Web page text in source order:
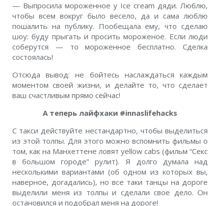
— Выпросила мороженное у Ice cream дяди. Люблю,
чтобы всем вокруг было весело, да и сама люблю
пошалить на публику. Пообещала ему, что сделаю
шоу: буду прыгать и просить мороженое. Если люди
соберутся — то мороженное бесплатно. Сделка
состоялась!
Отсюда вывод: не бойтесь наслаждаться каждым
моментом своей жизни, и делайте то, что сделает
ваш счастливым прямо сейчас!
А теперь лайфхаки #innaslifehacks
С такси действуйте нестандартно, чтобы выделиться
из этой толпы. Для этого можно вспомнить фильмы о
том, как на Манхеттене ловят yellow cabs (фильм “Секс
в большом городе” рулит). Я долго думала над
несколькими вариантами (об одном из которых вы,
наверное, догадались), но все таки танцы на дороге
выделили меня из толпы и сделали свое дело. Он
остановился и подобрал меня на дороге!